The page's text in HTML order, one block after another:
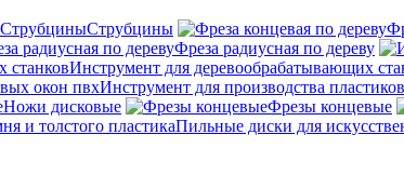
Струбцины
Фреза радиусная по дереву
Инструмент для деревообрабатывающих
Инструмент для производства
Ножи дисковые Фрезы концевые
Пильные диски для